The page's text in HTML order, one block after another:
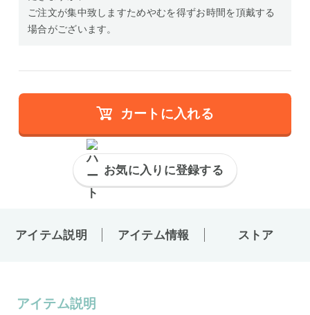
ご注文が集中致しますためやむを得ずお時間を頂戴する
場合がございます。
カートに入れる
お気に入りに登録する
アイテム説明 アイテム情報 ストア
アイテム説明